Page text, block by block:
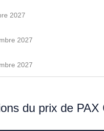
2027
2027
2027
du prix de PAX